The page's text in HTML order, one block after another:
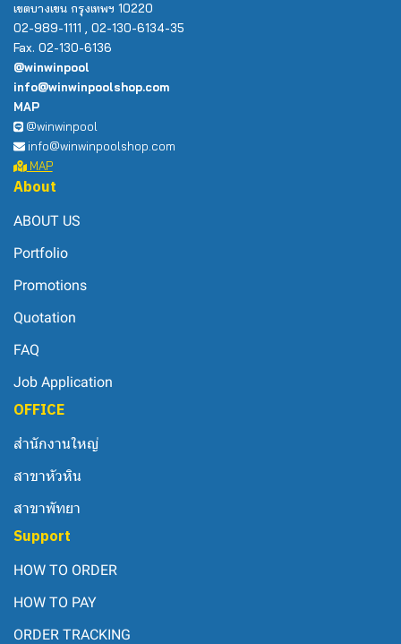
เขตบางเขน กรุงเทพฯ 10220
02-989-1111 , 02-130-6134-35
Fax. 02-130-6136
@winwinpool
info@winwinpoolshop.com
MAP
@winwinpool
info@winwinpoolshop.com
MAP
About
ABOUT US
Portfolio
Promotions
Quotation
FAQ
Job Application
OFFICE
สำนักงานใหญ่
สาขาหัวหิน
สาขาพัทยา
Support
HOW TO ORDER
HOW TO PAY
ORDER TRACKING